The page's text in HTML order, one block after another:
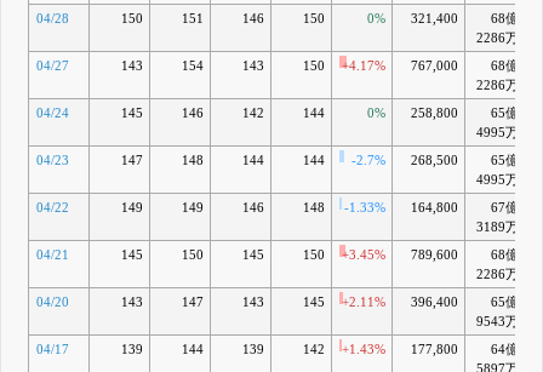
04/28 150 151 146 150 0% 321,400
68億
2286万
04/27 143 154 143 150 +4.17% 767,000
68億
2286万
04/24 145 146 142 144 0% 258,800
65億
4995万
04/23 147 148 144 144 -2.7% 268,500
65億
4995万
04/22 149 149 146 148 -1.33% 164,800
67億
3189万
04/21 145 150 145 150 +3.45% 789,600
68億
2286万
04/20 143 147 143 145 +2.11% 396,400
65億
9543万
04/17 139 144 139 142 +1.43% 177,800
64億
5897万